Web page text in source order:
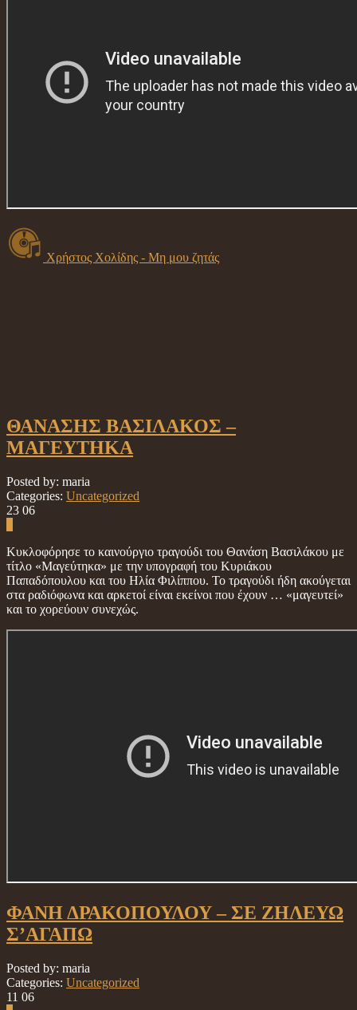
Χρήστος Χολίδης - Μη μου ζητάς
ΘΑΝΑΣΗΣ ΒΑΣΙΛΑΚΟΣ –
ΜΑΓΕΥΤΗΚΑ
Posted by: maria
Categories: Uncategorized
23 06
Κυκλοφόρησε το καινούργιο τραγούδι του Θανάση Βασιλάκου με
τίτλο «Μαγεύτηκα» με την υπογραφή του Κυριάκου
Παπαδόπουλου και του Ηλία Φιλίππου. Το τραγούδι ήδη ακούγεται
στα ραδιόφωνα και αρκετοί είναι εκείνοι που έχουν … «μαγευτεί»
και το χορεύουν συνεχώς.
ΦΑΝΗ ΔΡΑΚΟΠΟΥΛΟΥ – ΣΕ ΖΗΛΕΥΩ
Σ’ΑΓΑΠΩ
Posted by: maria
Categories: Uncategorized
11 06